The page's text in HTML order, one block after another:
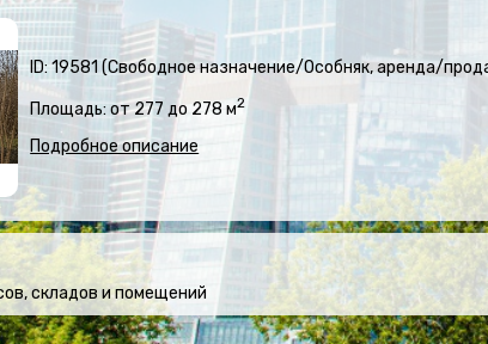
ID: 19581 (Свободное назначение/Особняк, аренда/
Площадь: от 277 до 278 м2
Подробное описание
складов и помещений